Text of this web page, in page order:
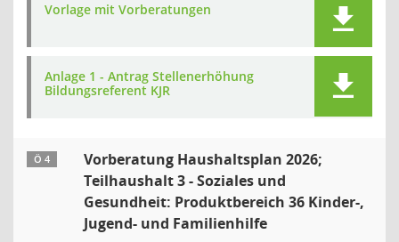
Vorlage mit Vorberatungen
Anlage 1 - Antrag Stellenerhöhung
Bildungsreferent KJR
Ö 4
Vorberatung Haushaltsplan 2026;
Teilhaushalt 3 - Soziales und
Gesundheit: Produktbereich 36 Kinder-,
Jugend- und Familienhilfe